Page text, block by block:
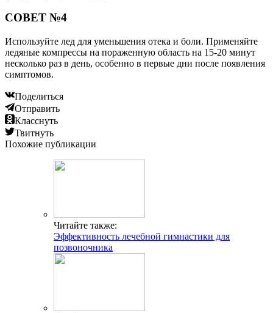
СОВЕТ №4
Используйте лед для уменьшения отека и боли. Применяйте
ледяные компрессы на пораженную область на 15-20 минут
несколько раз в день, особенно в первые дни после появления
симптомов.
Поделиться
Отправить
Класснуть
Твитнуть
Похожие публикации
Читайте также:
Эффективность лечебной гимнастики для
позвоночника